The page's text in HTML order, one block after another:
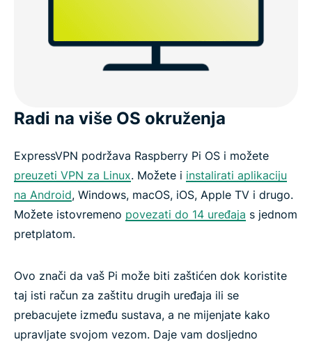
Radi na više OS okruženja
ExpressVPN podržava Raspberry Pi OS i možete
preuzeti VPN za Linux. Možete i instalirati aplikaciju
na Android, Windows, macOS, iOS, Apple TV i drugo.
Možete istovremeno povezati do 14 uređaja s jednom
pretplatom.
Ovo znači da vaš Pi može biti zaštićen dok koristite
taj isti račun za zaštitu drugih uređaja ili se
prebacujete između sustava, a ne mijenjate kako
upravljate svojom vezom. Daje vam dosljedno